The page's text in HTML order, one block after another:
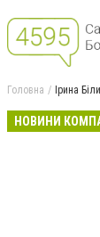
Головна Ірина
НОВИНИ